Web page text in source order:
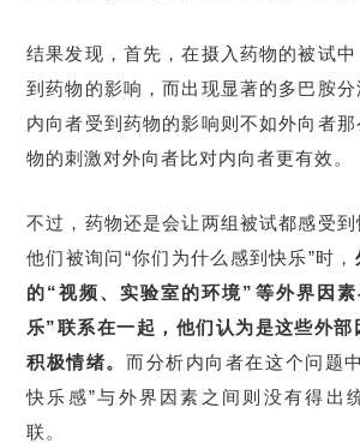
结果发现，首先，在摄入药物的被试
到药物的影响，而出现显著的多巴胺
内向者受到药物的影响则不如外向者
物的刺激对外向者比对内向者更有效。
不过，药物还是会让两组被试都感受
他们被询问“你们为什么感到快乐”时，
的“视频、实验室的环境”等外界因
乐”联系在一起，他们认为是这些外部
积极情绪。 而分析内向者在这个问题
快乐感”与外界因素之间则没有得出
联。